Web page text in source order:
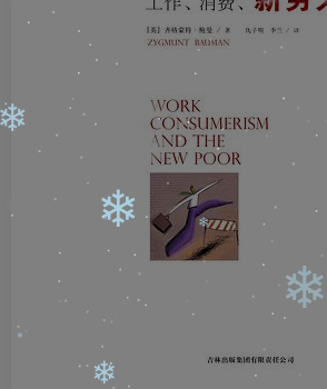
❄
❄
❄